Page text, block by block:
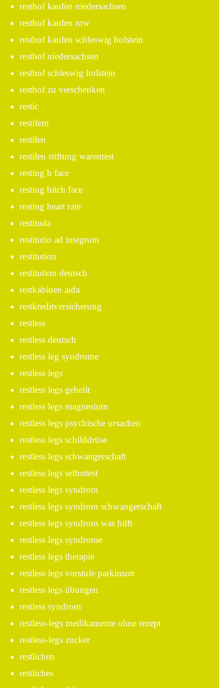
resthof kaufen niedersachsen
resthof kaufen nrw
resthof kaufen schleswig holstein
resthof niedersachsen
resthof schleswig holstein
resthof zu verschenken
restic
restifem
restilen
restilen stiftung warentest
resting b face
resting bitch face
resting heart rate
restituda
restitutio ad integrum
restitution
restitution deutsch
restkabinen aida
restkreditversicherung
restless
restless deutsch
restless leg syndrome
restless legs
restless legs geheilt
restless legs magnesium
restless legs psychische ursachen
restless legs schilddrüse
restless legs schwangerschaft
restless legs selbsttest
restless legs syndrom
restless legs syndrom schwangerschaft
restless legs syndrom was hilft
restless legs syndrome
restless legs therapie
restless legs vorstufe parkinson
restless legs übungen
restless syndrom
restless-legs medikamente ohne rezept
restless-legs zucker
restlichen
restliches